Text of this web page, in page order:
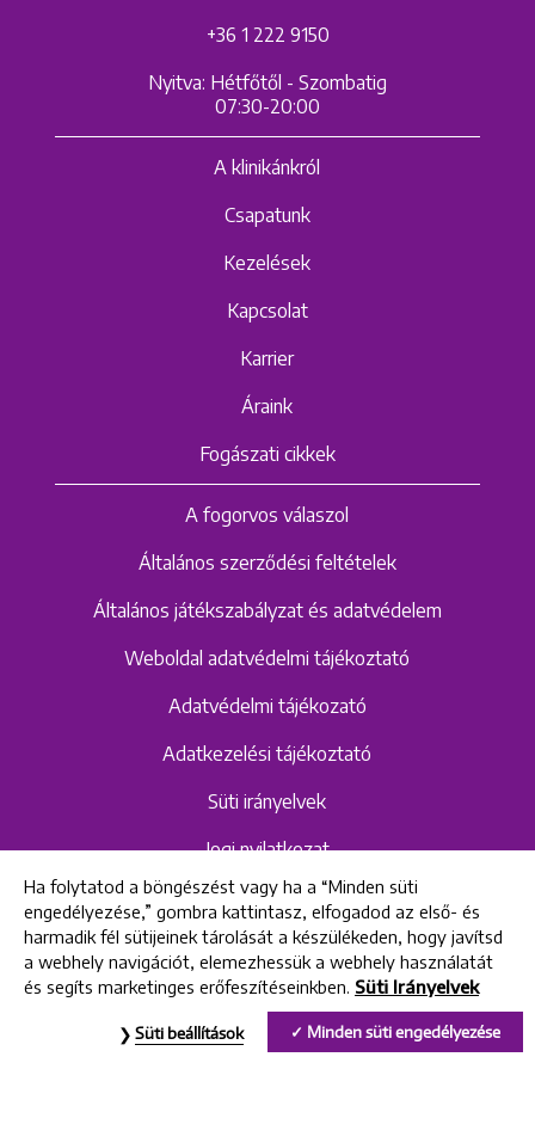
+36 1 222 9150
Nyitva: Hétfőtől - Szombatig
07:30-20:00
A klinikánkról
Csapatunk
Kezelések
Kapcsolat
Karrier
Áraink
Fogászati cikkek
A fogorvos válaszol
Általános szerződési feltételek
Általános játékszabályzat és adatvédelem
Weboldal adatvédelmi tájékoztató
Adatvédelmi tájékozató
Adatkezelési tájékoztató
Süti irányelvek
Jogi nyilatkozat
Hangrögzítéshez kapcsolódó adatvédelmi
szabályzat és tájékoztató
Uniklinik Fogászati és Implantációs Központ
Ha folytatod a böngészést vagy ha a “Minden süti
engedélyezése,” gombra kattintasz, elfogadod az első- és
harmadik fél sütijeinek tárolását a készülékeden, hogy javítsd
a webhely navigációt, elemezhessük a webhely használatát
és segíts marketinges erőfeszítéseinkben. Süti Irányelvek
Minden süti engedélyezése
Süti beállítások